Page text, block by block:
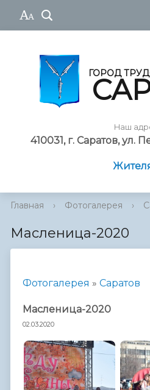
ГОРОД
Наш
410031, г. Саратов, ул.
Главная › Фотогалерея ›
Масленица-2020
Фотогалерея » Саратов
Масленица-2020
02.03.2020